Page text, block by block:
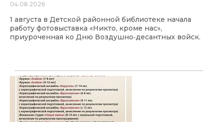
04.08.2026
1 августа в Детской районной библиотеке начала
работу фотовыставка «Никто, кроме нас»,
приуроченная ко Дню Воздушно‑десантных войск.